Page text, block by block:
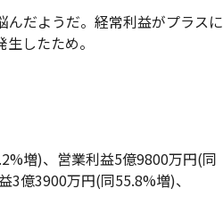
だようだ。経常利益がプラスに
したため。
増)、営業利益5億9800万円(同
億3900万円(同55.8%増)、